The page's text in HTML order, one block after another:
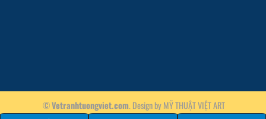
©Vetranhtuongviet.com. Design byMỸ THUẬT VIỆT ART